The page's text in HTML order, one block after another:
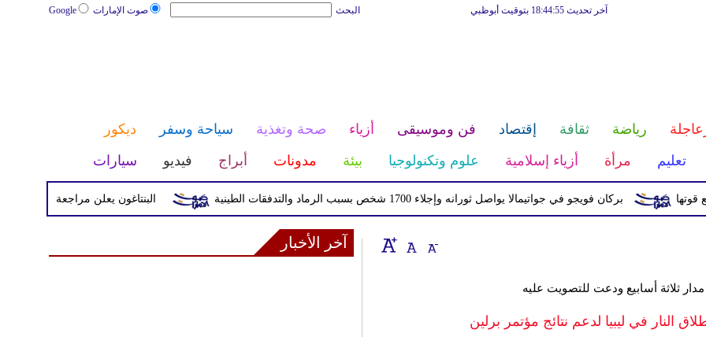
صوت الإمارات Google البحث آخر تحديث 18:44:55 بتوقيت أبوظبي
رياضة ثقافة إقتصاد فن وموسيقى أزياء صحة وتغذية سياحة وسفر
ديكور
تعليم
مرأة أزياء إسلامية علوم وتكنولوجيا بيئة مدونات أبراج فيديو سيارات
البنتاغون يعلن مراجعة التواجد بركان فويجو في جواتيمالا يواصل ثورانه وإجلاء 1700 شخص بسبب الرماد والتدفقات الطينية
ثلاثة أسابيع ودعت للتصويت عليه
النار في ليبيا لدعم نتائج مؤتمر برلين
آخر الأخبار